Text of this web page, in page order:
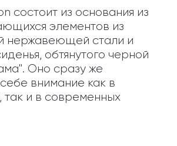
состоит из основания из
элементов из
нержавеющей стали и
обтянутого черной
Оно сразу же
внимание как в
так и в современных